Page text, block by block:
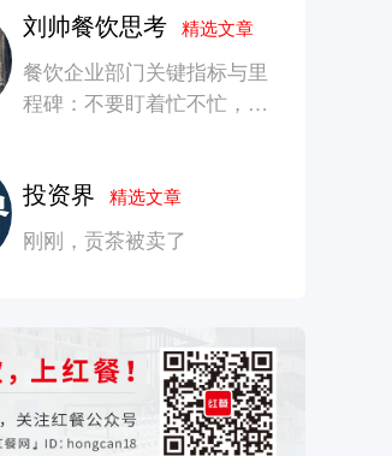
刘帅餐饮思考精选文章
餐饮企业部门关键指标与里
程碑：不要盯着忙不忙，要
投资界精选文章
刚刚，贡茶被卖了